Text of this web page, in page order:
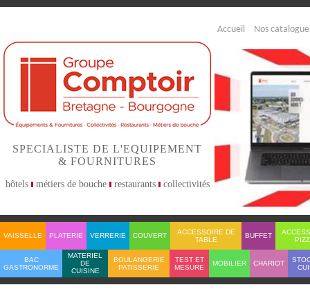
Accueil Nos
SPECIALISTE DE L'EQUIPEMENT
& FOURNITURES
hôtels métiers de bouche restaurants collectivités
VAISSELLE PLATERIE VERRERIE COUVERT
ACCESSOIRE DE
TABLE
BUFFET
BAC
GASTRONORME
MATERIEL
DE
CUISINE
BOULANGERIE
PATISSERIE
TEST ET
MESURE
MOBILIER CHARIOT